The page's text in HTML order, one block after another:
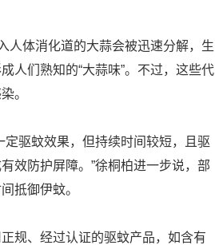
人体消化道的大蒜会被迅速分解，生
人们熟知的“大蒜味”。不过，这些代
。
驱蚊效果，但持续时间较短，且驱
效防护屏障。”徐桐柏进一步说，部
抵御伊蚊。
规、经过认证的驱蚊产品，如含有